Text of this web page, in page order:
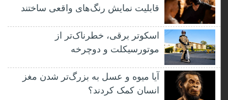
قابلیت نمایش رنگ‌های واقعی ساختند
اسکوتر برقی، خطرناک‌تر از
موتورسیکلت و دوچرخه
آیا میوه و عسل به بزرگ‌تر شدن مغز
انسان کمک کردند؟